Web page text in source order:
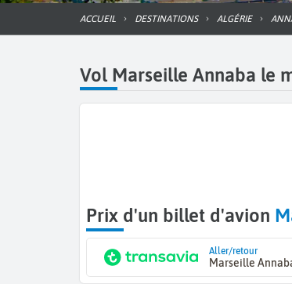
ACCUEIL DESTINATIONS ALGÉRIE
Vol Marseille Annaba le
Prix d'un billet d'avion
Aller/retour
Marseille